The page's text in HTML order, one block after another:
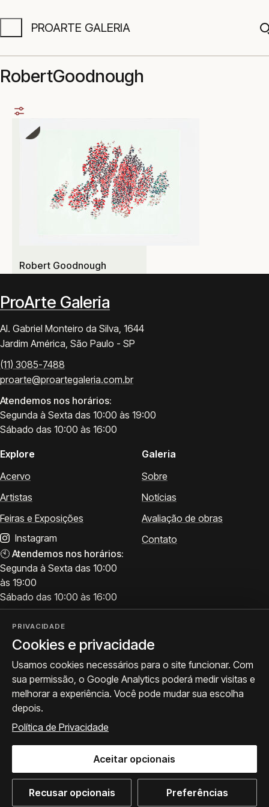
PROARTE GALERIA
RobertGoodnough
Robert Goodnough
ProArte Galeria
Al. Gabriel Monteiro da Silva, 1644
Jardim América, São Paulo - SP
(11) 3085-7488
proarte@proartegaleria.com.br
Atendemos nos horários:
Segunda à Sexta das 10:00 às 19:00
Sábado das 10:00 às 16:00
Explore
Acervo
Artistas
Feiras e Exposições
Instagram
🕙 Atendemos nos horários:
Segunda à Sexta das 10:00
às 19:00
Sábado das 10:00 às 16:00
Galeria
Sobre
Notícias
Avaliação de obras
Contato
Visite
Atendimento para acervo,
avaliações e visitas.
Como chegar
Siga a ProArte
Exposições, obras e
bastidores.
© 2026 ProArte Galeria -Desenvolvido por Curavium·Política de Privacidade·
Preferências de cookies
PRIVACIDADE
Cookies e privacidade
Usamos cookies necessários para o site funcionar. Com
sua permissão, o Google Analytics poderá medir visitas e
melhorar a experiência. Você pode mudar sua escolha
depois.
Política de Privacidade
Recusar opcionais Preferências
Aceitar opcionais
WhatsApp